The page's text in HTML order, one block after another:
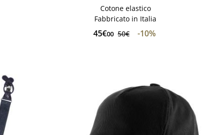
Cotone elastico
Fabbricato in Italia
45€00 50€ -10%